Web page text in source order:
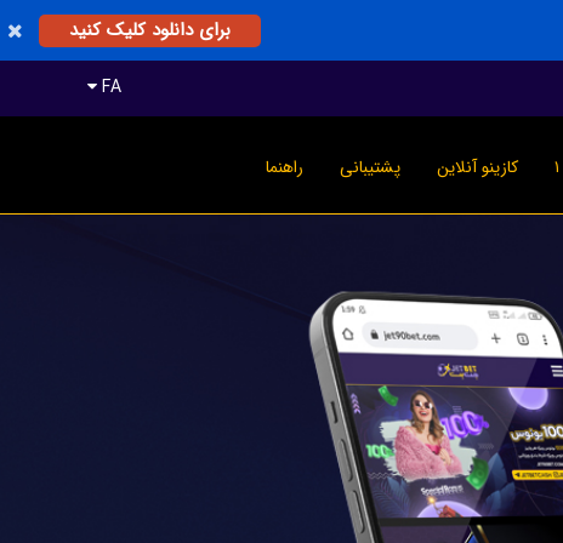
برای دانلود کلیک کنید
FA
کازینو آنلاین پشتیبانی راهنما